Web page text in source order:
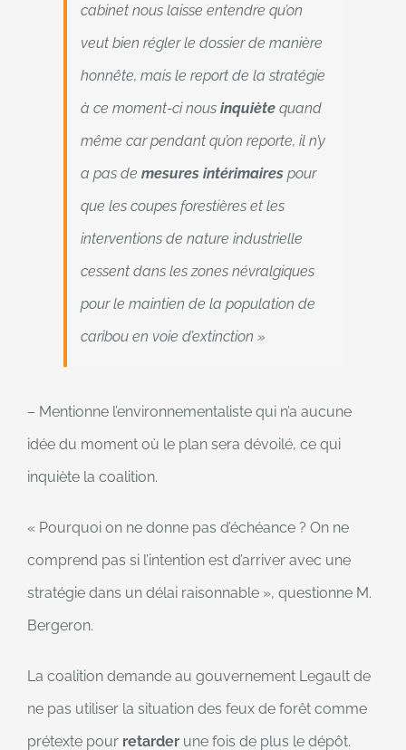
cabinet nous laisse entendre qu’on
veut bien régler le dossier de manière
honnête, mais le report de la stratégie
à ce moment-ci nous inquiète quand
même car pendant qu’on reporte, il n’y
a pas de mesures intérimaires pour
que les coupes forestières et les
interventions de nature industrielle
cessent dans les zones névralgiques
pour le maintien de la population de
caribou en voie d’extinction »
– Mentionne l’environnementaliste qui n’a aucune
idée du moment où le plan sera dévoilé, ce qui
inquiète la coalition.
« Pourquoi on ne donne pas d’échéance ? On ne
comprend pas si l’intention est d’arriver avec une
stratégie dans un délai raisonnable », questionne M.
Bergeron.
La coalition demande au gouvernement Legault de
ne pas utiliser la situation des feux de forêt comme
prétexte pour retarder une fois de plus le dépôt.